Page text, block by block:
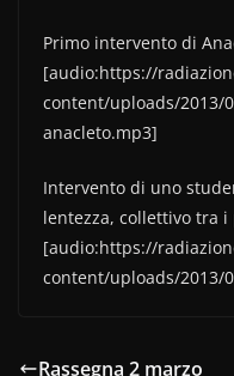
Primo intervento di
[audio:https://
content/uploads/2013/
anacleto.mp3]
Intervento di uno
lentezza, collettivo tra
[audio:https://
content/uploads/2013/
Rassegna 2 marzo